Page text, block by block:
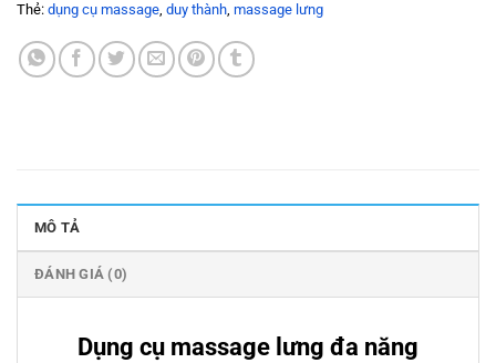
Thẻ: dụng cụ massage, duy thành, massage lưng
MÔ TẢ
ĐÁNH GIÁ (0)
Dụng cụ massage lưng đa năng